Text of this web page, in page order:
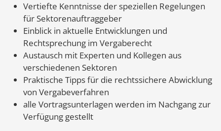
Vertiefte Kenntnisse der speziellen Regelungen
für Sektorenauftraggeber
Einblick in aktuelle Entwicklungen und
Rechtsprechung im Vergaberecht
Austausch mit Experten und Kollegen aus
verschiedenen Sektoren
Praktische Tipps für die rechtssichere Abwicklung
von Vergabeverfahren
alle Vortragsunterlagen werden im Nachgang zur
Verfügung gestellt